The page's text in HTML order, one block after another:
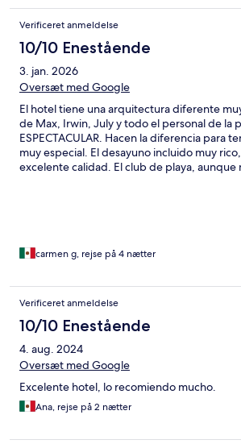
Verificeret anmeldelse
10/10 Enestående
3. jan. 2026
Oversæt med Google
El hotel tiene una arquitectura diferente
de Max, Irwin, July y todo el personal de la
ESPECTACULAR. Hacen la diferencia para
muy especial. El desayuno incluido muy
excelente calidad. El club de playa, aunque
carmen g, rejse på 4 nætter
Verificeret anmeldelse
10/10 Enestående
4. aug. 2024
Oversæt med Google
Excelente hotel, lo recomiendo mucho.
Ana, rejse på 2 nætter